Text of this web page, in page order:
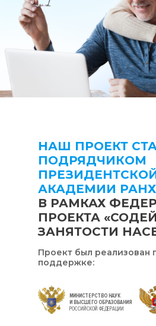
НАШ ПРОЕКТ
ПОДРЯДЧИКОМ
АКАДЕМИИ
В РАМКАХ
ПРОЕКТА
ЗАНЯТОСТИ
Проект был реализован
поддержке:
МИНИСТЕРСТВО НАУК
И ВЫСШЕГО ОБРАЗОВАНИЯ
РОССИЙСКОЙ ФЕДЕРАЦИИ